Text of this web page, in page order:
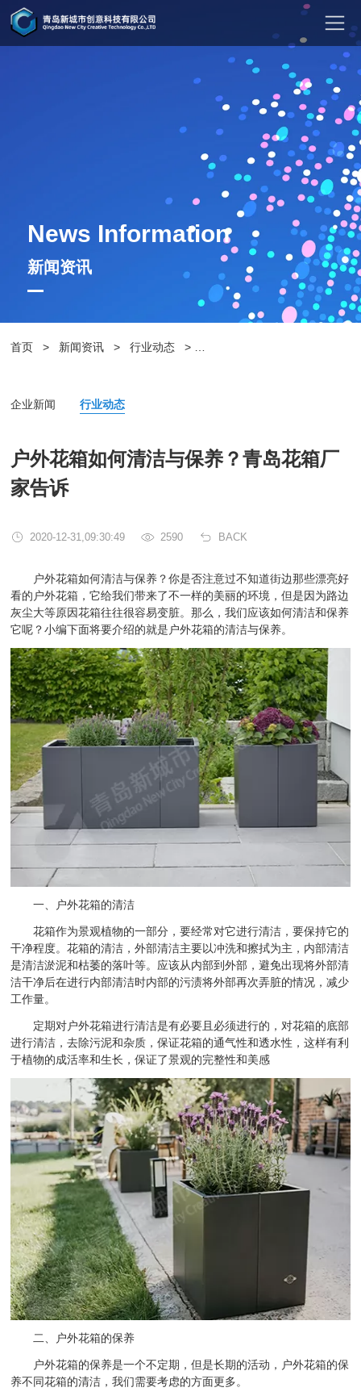
News Information
新闻资讯
首页 > 新闻资讯 > 行业动态 >
企业新闻 行业动态
户外花箱如何清洁与保养？青岛花箱厂
家告诉
2020-12-31,09:30:49 2590 BACK
户外花箱如何清洁与保养？你是否注意过不知道街边那些漂亮好
看的户外花箱，它给我们带来了不一样的美丽的环境，但是因为路边
灰尘大等原因花箱往往很容易变脏。那么，我们应该如何清洁和保养
它呢？小编下面将要介绍的就是户外花箱的清洁与保养。
一、户外花箱的清洁
花箱作为景观植物的一部分，要经常对它进行清洁，要保持它的
干净程度。花箱的清洁，外部清洁主要以冲洗和擦拭为主，内部清洁
是清洁淤泥和枯萎的落叶等。应该从内部到外部，避免出现将外部清
洁干净后在进行内部清洁时内部的污渍将外部再次弄脏的情况，减少
工作量。
定期对户外花箱进行清洁是有必要且必须进行的，对花箱的底部
进行清洁，去除污泥和杂质，保证花箱的通气性和透水性，这样有利
于植物的成活率和生长，保证了景观的完整性和美感
二、户外花箱的保养
户外花箱的保养是一个不定期，但是长期的活动，户外花箱的保
养不同花箱的清洁，我们需要考虑的方面更多。